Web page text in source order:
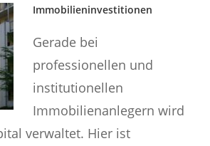
Immobilieninvestitionen
Gerade bei
professionellen und
institutionellen
Immobilienanlegern wird
verwaltet. Hier ist